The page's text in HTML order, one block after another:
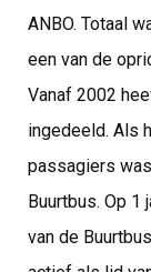
ANBO. Totaal
een van de
Vanaf 2002
ingedeeld. Als
passagiers
Buurtbus. Op 1
van de